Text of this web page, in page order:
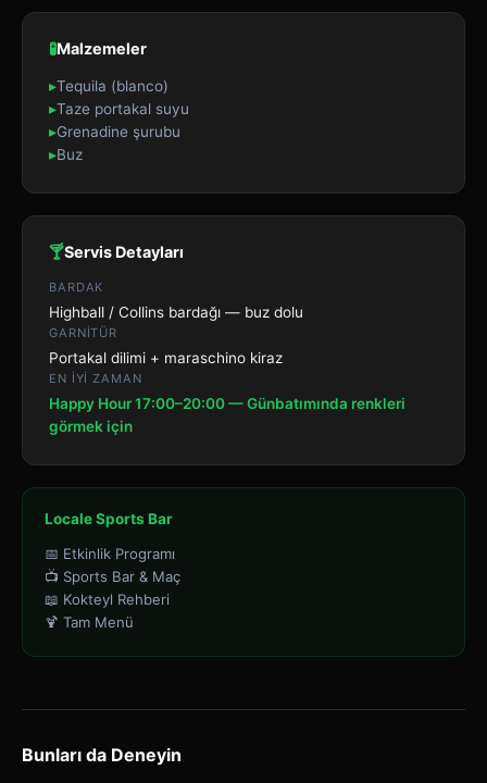
🧪Malzemeler
▸Tequila (blanco)
▸Taze portakal suyu
▸Grenadine şurubu
▸Buz
🍸Servis Detayları
BARDAK
Highball / Collins bardağı — buz dolu
GARNITÜR
Portakal dilimi + maraschino kiraz
EN IYI ZAMAN
Happy Hour 17:00–20:00 — Günbatımında renkleri
görmek için
Locale Sports Bar
📅 Etkinlik Programı
📺 Sports Bar & Maç
📖 Kokteyl Rehberi
🍹 Tam Menü
Bunları da Deneyin